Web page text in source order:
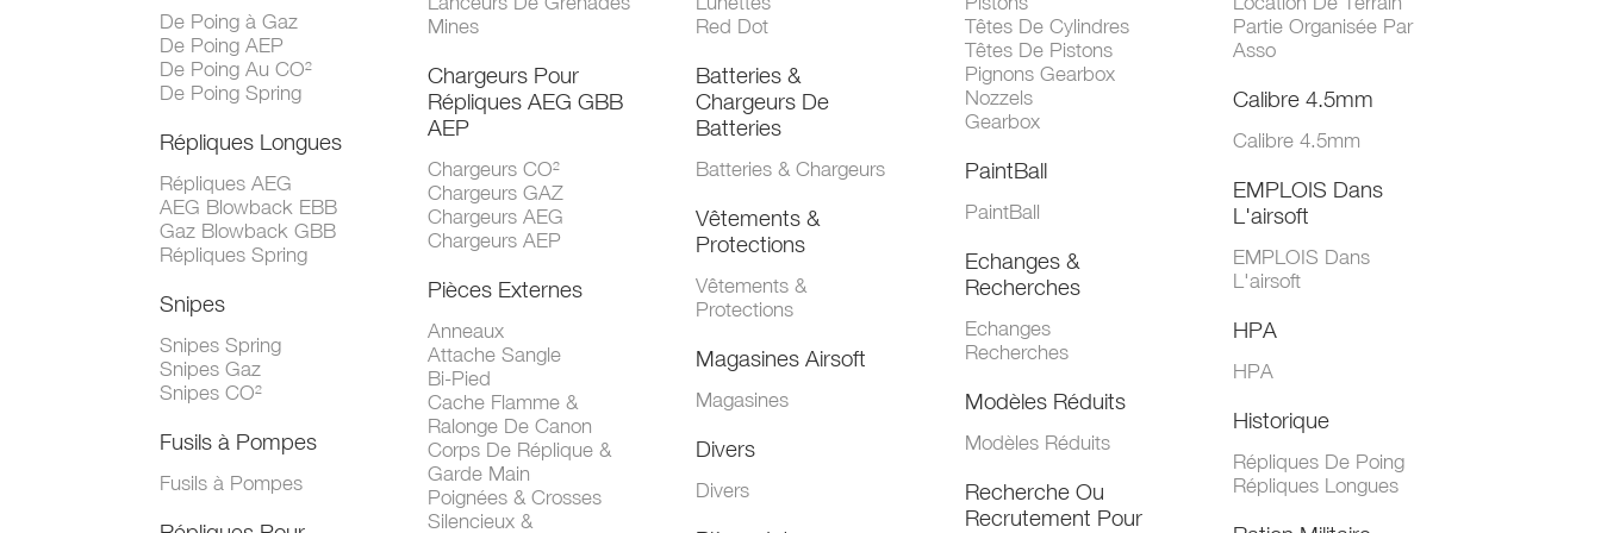
De Poing à Gaz
De Poing AEP
De Poing Au CO²
De Poing Spring
Répliques Longues
Répliques AEG
AEG Blowback EBB
Gaz Blowback GBB
Répliques Spring
Snipes
Snipes Spring
Snipes Gaz
Snipes CO²
Fusils à Pompes
Fusils à Pompes
Mines
Chargeurs Pour
Répliques AEG GBB
AEP
Chargeurs CO²
Chargeurs GAZ
Chargeurs AEG
Chargeurs AEP
Pièces Externes
Anneaux
Attache Sangle
Bi-Pied
Cache Flamme &
Ralonge De Canon
Corps De Réplique &
Garde Main
Poignées & Crosses
Silencieux &
Red Dot
Batteries &
Chargeurs De
Batteries
Batteries & Chargeurs
Vêtements &
Protections
Vêtements &
Protections
Magasines Airsoft
Magasines
Divers
Divers
Têtes De Cylindres
Têtes De Pistons
Pignons Gearbox
Nozzels
Gearbox
PaintBall
PaintBall
Echanges &
Recherches
Echanges
Recherches
Modèles Réduits
Modèles Réduits
Recherche Ou
Recrutement Pour
Partie Organisée Par
Asso
Calibre 4.5mm
Calibre 4.5mm
EMPLOIS Dans
L'airsoft
EMPLOIS Dans
L'airsoft
HPA
HPA
Historique
Répliques De Poing
Répliques Longues